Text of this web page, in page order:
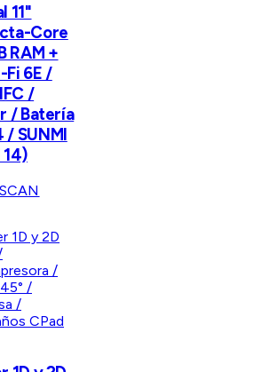
11"
Core
RAM +
Fi 6E /
/
/ Batería
SUNMI